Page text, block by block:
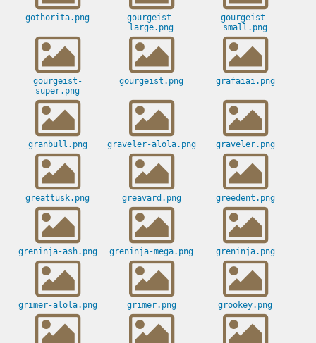
gothorita.png
gourgeist-
large.png
gourgeist-
small.png
gourgeist-
super.png
gourgeist.png grafaiai.png
granbull.png graveler-alola.png graveler.png
greattusk.png greavard.png greedent.png
greninja-ash.png greninja-mega.png greninja.png
grimer-alola.png grimer.png grookey.png